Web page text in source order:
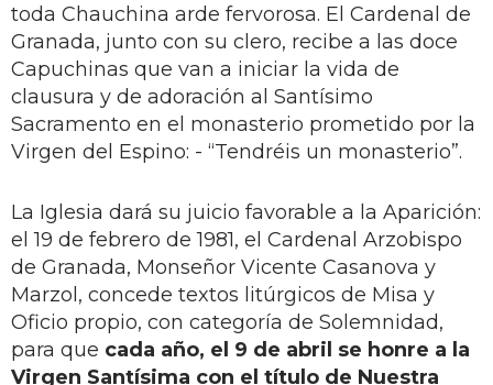
toda Chauchina arde fervorosa. El Cardenal de
Granada, junto con su clero, recibe a las doce
Capuchinas que van a iniciar la vida de
clausura y de adoración al Santísimo
Sacramento en el monasterio prometido por la
Virgen del Espino: - “Tendréis un monasterio”.
La Iglesia dará su juicio favorable a la Aparición:
el 19 de febrero de 1981, el Cardenal Arzobispo
de Granada, Monseñor Vicente Casanova y
Marzol, concede textos litúrgicos de Misa y
Oficio propio, con categoría de Solemnidad,
para que cada año, el 9 de abril se honre a la
Virgen Santísima con el título de Nuestra